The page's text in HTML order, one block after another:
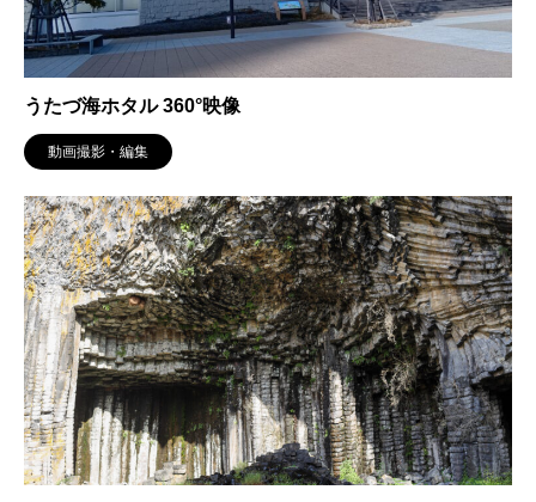
うたづ海ホタル 360°映像
動画撮影・編集